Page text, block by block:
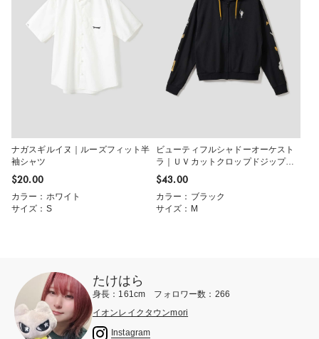
ナガスギルイヌ｜ルーズフィット半
袖シャツ
$‌20.00
カラー：ホワイト
サイズ：S
ビューティフルシャドーオーケスト
ラ｜ＵＶカットクロップドジップパ
ーカー
$‌43.00
カラー：ブラック
サイズ：M
たけはら
身長：161cm フォロワー数：266
イオンレイクタウンmori
Instagram